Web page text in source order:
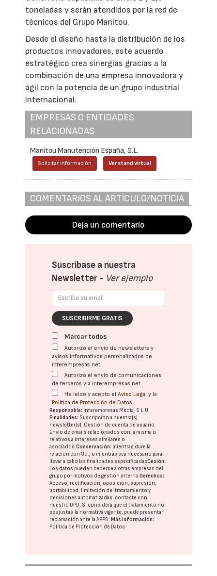
toneladas y serán atendidos por la red de
técnicos del Grupo Manitou.
Desde el diseño hasta la distribución de los
productos innovadores, este acuerdo
estratégico crea sinergias gracias a la
combinación de una empresa innovadora y
ágil con la potencia de un grupo industrial
internacional.
EMPRESAS O ENTIDADES
RELACIONADAS
Manitou Manutención España, S.L.
Solicitar información Ver stand virtual
COMENTARIOS AL ARTÍCULO/NOTICIA
Deja un comentario
Suscríbase a nuestra
Newsletter - Ver ejemplo
SUSCRIBIRME GRATIS
Marcar todos
Autorizo el envío de newsletters y
avisos informativos personalizados de
interempresas.net
Autorizo el envío de comunicaciones
de terceros vía interempresas.net
He leído y acepto elAviso Legal y la
Política de Protección de Datos
Responsable: Interempresas Media, S.L.U.
Finalidades: Suscripción a nuestra(s)
newsletter(s). Gestión de cuenta de usuario.
Envío de emails relacionados con la misma o
relativos a intereses similares o
asociados.Conservación: mientras dure la
relación con Ud., o mientras sea necesario para
llevar a cabo las finalidades especificadasCesión:
Los datos pueden cederse a otras empresas del
grupo por motivos de gestión interna.Derechos:
Acceso, rectificación, oposición, supresión,
portabilidad, limitación del tratatamiento y
decisiones automatizadas: contacte con
nuestro DPD . Si considera que el tratamiento no
se ajusta a la normativa vigente, puede presentar
reclamación ante laAEPD .Más información:
Política de Protección de Datos